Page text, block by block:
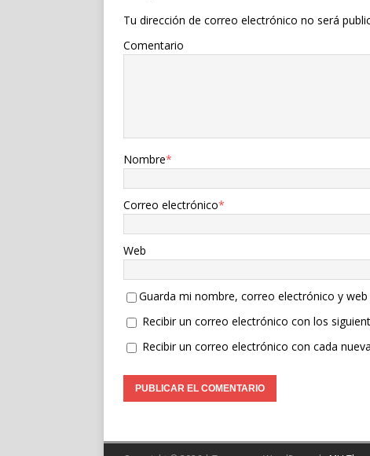
Tu dirección de correo electrónico no será
Comentario
Nombre*
Correo electrónico*
Web
Guarda mi nombre, correo electrónico y
Recibir un correo electrónico con los
Recibir un correo electrónico con cada